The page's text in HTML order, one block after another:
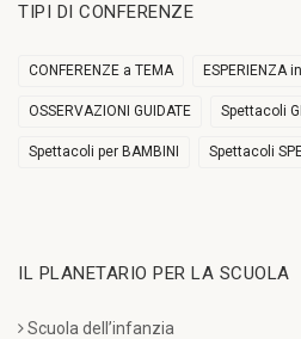
TIPI DI CONFERENZE
CONFERENZE a TEMA ESPERIENZA
OSSERVAZIONI GUIDATE Spettacoli
Spettacoli per BAMBINI Spettacoli
IL PLANETARIO PER LA SCUOLA
Scuola dell’infanzia